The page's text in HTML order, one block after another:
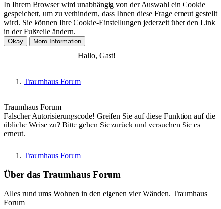
In Ihrem Browser wird unabhängig von der Auswahl ein Cookie
gespeichert, um zu verhindern, dass Ihnen diese Frage erneut gestellt
wird. Sie können Ihre Cookie-Einstellungen jederzeit über den Link
in der Fußzeile ändern.
Hallo, Gast!
Traumhaus Forum
Traumhaus Forum
Falscher Autorisierungscode! Greifen Sie auf diese Funktion auf die
übliche Weise zu? Bitte gehen Sie zurück und versuchen Sie es
erneut.
Traumhaus Forum
Über das Traumhaus Forum
Alles rund ums Wohnen in den eigenen vier Wänden. Traumhaus
Forum